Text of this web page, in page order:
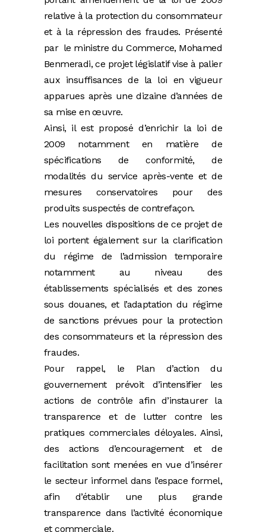
relative à la protection du consommateur
et à la répression des fraudes. Présenté
par le ministre du Commerce, Mohamed
Benmeradi, ce projet législatif vise à palier
aux insuffisances de la loi en vigueur
apparues après une dizaine d’années de
sa mise en œuvre.
Ainsi, il est proposé d’enrichir la loi de
2009 notamment en matière de
spécifications de conformité, de
modalités du service après-vente et de
mesures conservatoires pour des
produits suspectés de contrefaçon.
Les nouvelles dispositions de ce projet de
loi portent également sur la clarification
du régime de l’admission temporaire
notamment au niveau des
établissements spécialisés et des zones
sous douanes, et l’adaptation du régime
de sanctions prévues pour la protection
des consommateurs et la répression des
fraudes.
Pour rappel, le Plan d’action du
gouvernement prévoit d’intensifier les
actions de contrôle afin d’instaurer la
transparence et de lutter contre les
pratiques commerciales déloyales. Ainsi,
des actions d’encouragement et de
facilitation sont menées en vue d’insérer
le secteur informel dans l’espace formel,
afin d’établir une plus grande
transparence dans l’activité économique
et commerciale.